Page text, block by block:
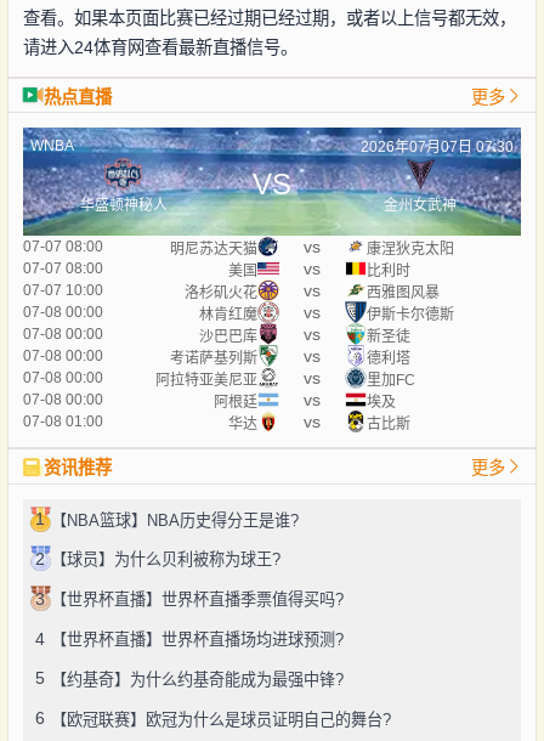
查看。如果本页面比赛已经过期已经过期，或者以上信号都无效，
请进入24体育网查看最新直播信号。
热点直播 更多
WNBA 2026年07月07日 07:30
华盛顿神秘人
VS
金州女武神
07-07 08:00 明尼苏达天猫 vs
康涅狄克太阳
07-07 08:00
美国 vs
比利时
07-07 10:00
洛杉矶火花 vs
西雅图风暴
07-08 00:00
林肯红魔 vs
伊斯卡尔德斯
07-08 00:00
沙巴巴库 vs
新圣徒
07-08 00:00
考诺萨基列斯 vs
德利塔
07-08 00:00
阿拉特亚美尼亚 vs
里加FC
07-08 00:00
阿根廷 vs
埃及
07-08 01:00
华达 vs 古比斯
资讯推荐 更多
1 【NBA篮球】NBA历史得分王是谁?
2 【球员】为什么贝利被称为球王?
3 【世界杯直播】世界杯直播季票值得买吗?
4 【世界杯直播】世界杯直播场均进球预测?
5 【约基奇】为什么约基奇能成为最强中锋?
6 【欧冠联赛】欧冠为什么是球员证明自己的舞台?